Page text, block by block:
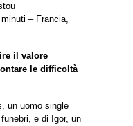
– Francia,
il valore
le difficoltà
un uomo single
e di Igor, un